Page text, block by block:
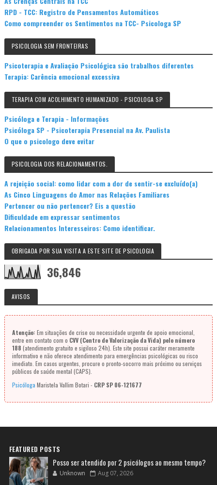
RPD - TCC: Registro de Pensamentos Automáticos
Como compreender os Sentimentos na TCC- Psicologa SP
PSICOLOGIA SEM FRONTEIRAS
Psicoterapia e Avaliação Psicológica são trabalhos diferentes
Terapia: Carência emocional excessiva
TERAPIA COM ACOLHIMENTO HUMANIZADO - PSICOLOGA SP
Psicóloga e Terapia - Informações
Psicóloga SP - Psicoterapia Presencial na Av. Paulista
O que o psicologo deve evitar
PSICOLOGIA DOS RELACIONAMENTOS.
A rejeição social: como lidar com a dor de sentir-se excluído(a)
As Cinco Linguagens do Amor nas Relações Familiares
Pertencer ou não pertencer? Eis a questão
Dificuldade em expressar sentimentos
Relacionamentos Interesseiros: Como identificar.
OBRIGADA POR SUA VISITA A ESTE SITE DE PSICOLOGIA
36,846
AVISOS
Atenção: Em situações de crise ou necessidade urgente de apoio emocional,
entre em contato com o CVV (Centro de Valorização da Vida) pelo número
188 (atendimento gratuito e sigiloso 24h). Este site possui caráter meramente
informativo e não oferece atendimento para emergências psicológicas ou risco
imediato. Em casos urgentes, procure o pronto-socorro mais próximo ou serviços
públicos de saúde mental (CAPS).
Psicóloga Maristela Vallim Botari - CRP SP 06-121677
FEATURED POSTS
Posso ser atendido por 2 psicólogos ao mesmo tempo?
Unknown Aug 07, 2026